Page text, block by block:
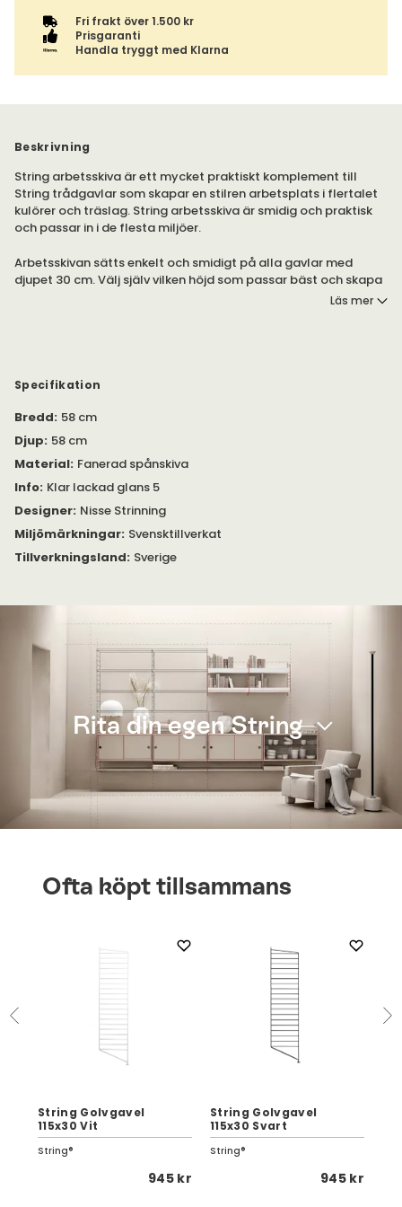
Fri frakt över 1.500 kr
Prisgaranti
Handla tryggt med Klarna
Beskrivning
String arbetsskiva är ett mycket praktiskt komplement till
String trådgavlar som skapar en stilren arbetsplats i flertalet
kulörer och träslag. String arbetsskiva är smidig och praktisk
och passar in i de flesta miljöer.
Arbetsskivan sätts enkelt och smidigt på alla gavlar med
djupet 30 cm. Välj själv vilken höjd som passar bäst och skapa
dig en kreativ arbetsplats. Tips, komplettera gärna med String
Läs mer
Specifikation
Bredd: 58 cm
Djup: 58 cm
Material: Fanerad spånskiva
Info: Klar lackad glans 5
Designer: Nisse Strinning
Miljömärkningar: Svensktillverkat
Tillverkningsland: Sverige
Rita din egen String
Ofta köpt tillsammans
String Golvgavel
115x30 Vit
String®
945 kr
String Golvgavel
115x30 Svart
String®
945 kr